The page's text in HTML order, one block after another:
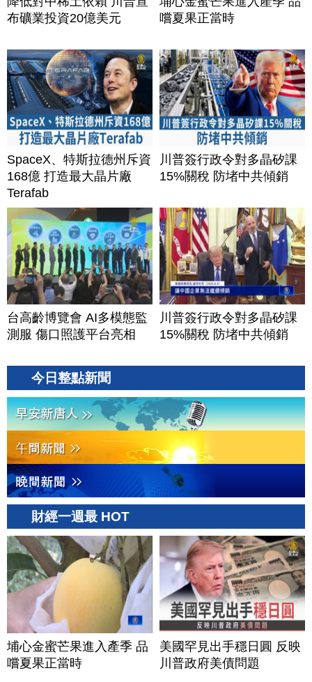
布礦業投資20億美元
嚐夏果正當時
SpaceX、特斯拉德州斥資
168億 打造最大晶片廠
Terafab
川普簽行政令對多晶矽課
15%關稅 防堵中共傾銷
台高齡博覽會 AI多模態監
測服 傷口照護平台亮相
川普簽行政令對多晶矽課
15%關稅 防堵中共傾銷
今日整點新聞
財經一週最 HOT
埔心金蜜芒果進入產季 品
嚐夏果正當時
美國罕見出手穩日圓 反映
川普政府美債問題